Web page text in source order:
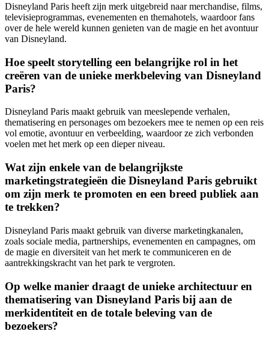
Disneyland Paris heeft zijn merk uitgebreid naar merchandise, films,
televisieprogrammas, evenementen en themahotels, waardoor fans
over de hele wereld kunnen genieten van de magie en het avontuur
van Disneyland.
Hoe speelt storytelling een belangrijke rol in het
creëren van de unieke merkbeleving van Disneyland
Paris?
Disneyland Paris maakt gebruik van meeslepende verhalen,
thematisering en personages om bezoekers mee te nemen op een reis
vol emotie, avontuur en verbeelding, waardoor ze zich verbonden
voelen met het merk op een dieper niveau.
Wat zijn enkele van de belangrijkste
marketingstrategieën die Disneyland Paris gebruikt
om zijn merk te promoten en een breed publiek aan
te trekken?
Disneyland Paris maakt gebruik van diverse marketingkanalen,
zoals sociale media, partnerships, evenementen en campagnes, om
de magie en diversiteit van het merk te communiceren en de
aantrekkingskracht van het park te vergroten.
Op welke manier draagt de unieke architectuur en
thematisering van Disneyland Paris bij aan de
merkidentiteit en de totale beleving van de
bezoekers?